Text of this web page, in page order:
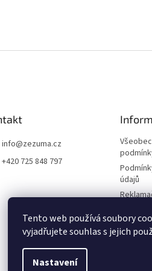
Tento web používá soubory
vyjadřujete souhlas s jejich
Nastavení
info@zezuma.cz
+420 725 848 797
údajů
kupní
Napište